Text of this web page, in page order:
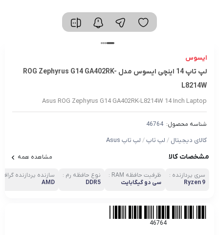
ایسوس
لپ تاپ 14 اینچی ایسوس مدل ROG Zephyrus G14 GA402RK-
L8214W
Asus ROG Zephyrus G14 GA402RK-L8214W 14 Inch Laptop
شناسه محصول: 46764
کالای دیجیتال / لپ تاپ/ لپ تاپ Asus
مشخصات کالا مشاهده همه
سری پردازنده :
Ryzen 9
ظرفیت حافظه RAM :
سی دو گیگابایت
نوع حافظه رم :
DDR5
سازنده پردازنده
AMD
46764